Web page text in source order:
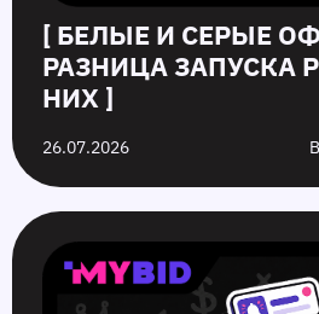
[ БЕЛЫЕ И СЕРЫЕ
РАЗНИЦА ЗАПУСКА
НИХ ]
26.07.2026